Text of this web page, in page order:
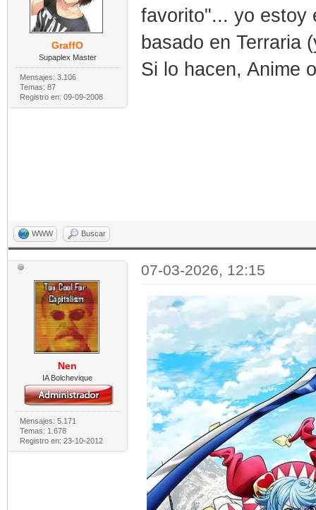
GraffO
Supaplex Master
Mensajes: 3.106
Temas: 87
Registro en: 09-09-2008
favorito"... yo estoy
basado en Terraria
Si lo hacen, Anime
WWW Buscar
Nen
IA Bolchevique
Mensajes: 5.171
Temas: 1.678
Registro en: 23-10-2012
07-03-2026, 12:15